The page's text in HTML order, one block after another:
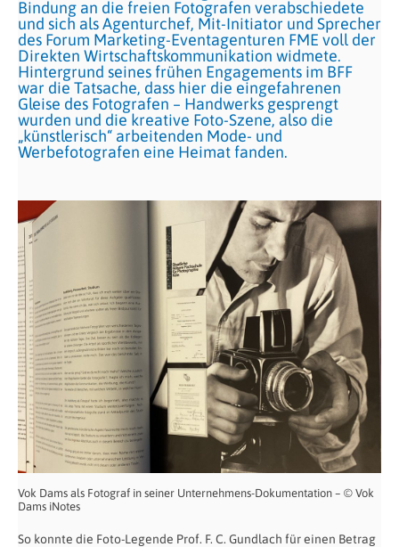
Bindung an die freien Fotografen verabschiedete
und sich als Agenturchef, Mit-Initiator und Sprecher
des Forum Marketing-Eventagenturen FME voll der
Direkten Wirtschaftskommunikation widmete.
Hintergrund seines frühen Engagements im BFF
war die Tatsache, dass hier die eingefahrenen
Gleise des Fotografen – Handwerks gesprengt
wurden und die kreative Foto-Szene, also die
„künstlerisch“ arbeitenden Mode- und
Werbefotografen eine Heimat fanden.
Vok Dams als Fotograf in seiner Unternehmens-Dokumentation – © Vok
Dams iNotes
So konnte die Foto-Legende Prof. F. C. Gundlach für einen Betrag